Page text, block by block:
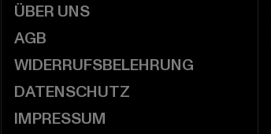
ÜBER UNS
AGB
WIDERRUFSBELEHRUNG
DATENSCHUTZ
IMPRESSUM